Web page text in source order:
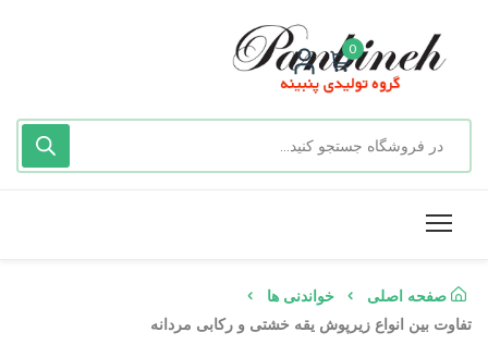
0
صفحه اصلی
خواندنی ها
تفاوت بین انواع زیرپوش یقه خشتی و رکابی مردانه